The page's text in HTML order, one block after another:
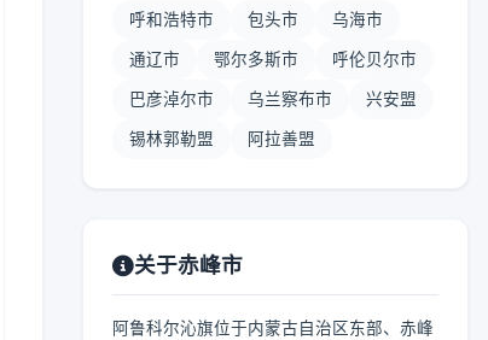
呼和浩特市 包头市 乌海市
通辽市 鄂尔多斯市 呼伦贝尔市
巴彦淖尔市 乌兰察布市 兴安盟
锡林郭勒盟 阿拉善盟
关于赤峰市
阿鲁科尔沁旗位于内蒙古自治区东部、赤峰